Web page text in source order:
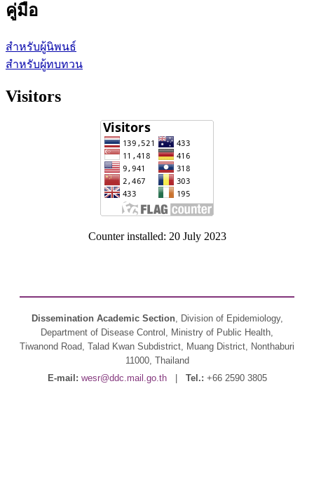
คู่มือ
สำหรับผู้นิพนธ์
สำหรับผู้ทบทวน
Visitors
Counter installed: 20 July 2023
Dissemination Academic Section, Division of Epidemiology,
Department of Disease Control, Ministry of Public Health,
Tiwanond Road, Talad Kwan Subdistrict, Muang District, Nonthaburi
11000, Thailand
E-mail: wesr@ddc.mail.go.th| Tel.: +66 2590 3805